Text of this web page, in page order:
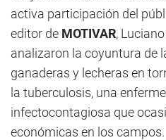
activa participación del
editor de MOTIVAR,
analizaron la coyuntura de
ganaderas y lecheras en
la tuberculosis, una
infectocontagiosa que
económicas en los campos.